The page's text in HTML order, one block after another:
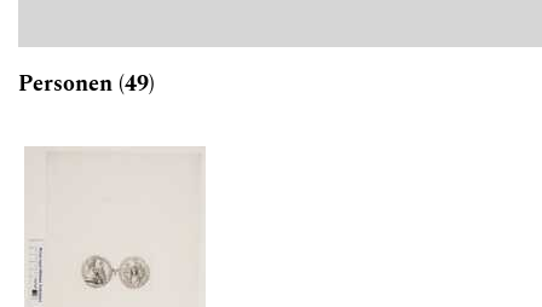
Personen (49)